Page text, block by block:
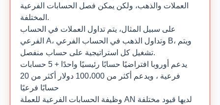
العملات والذهب، ولكن يمكن فصل الحسابات الفرعية
المختلفة.
على سبيل المثال، يتم تداول العملات في الحساب
الفرعي A، وتداول الذهب في الحساب الفرعي B، ويتم
تشغيل كل استراتيجية على حساب منفصل.
يدعم أوروبا افتراضيًا حسابًا رئيسيًا واحدًا + 5 حسابات
فرعية ، ويدعم أكثر من 100،000 دولار أكثر من 20
حسابًا فرعيًا
وظيفة الحسابات الفرعية للعملة AN لديها قيود مختلفة